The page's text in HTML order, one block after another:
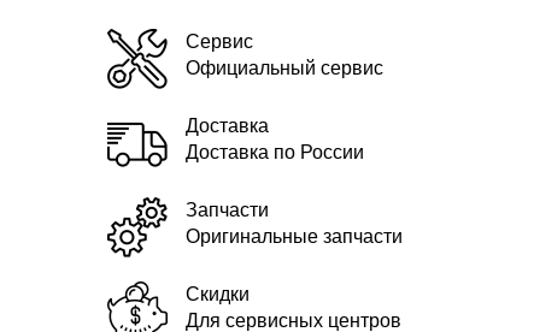
Сервис
Официальный сервис
Доставка
Доставка по России
Запчасти
Оригинальные запчасти
Скидки
Для сервисных центров